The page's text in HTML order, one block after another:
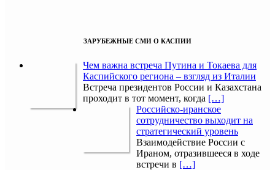
ЗАРУБЕЖНЫЕ СМИ О КАСПИИ
Чем важна встреча Путина и Токаева для
Каспийского региона – взгляд из Италии
Встреча президентов России и Казахстана
проходит в тот момент, когда […]
Российско-иранское
сотрудничество выходит на
стратегический уровень
Взаимодействие России с
Ираном, отразившееся в ходе
встречи в […]